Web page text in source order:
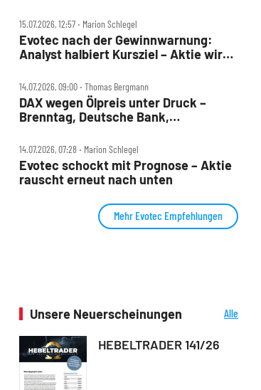
15.07.2026, 12:57 ‧ Marion Schlegel
Evotec nach der Gewinnwarnung:
Analyst halbiert Kursziel – Aktie wird
14.07.2026, 09:00 ‧ Thomas Bergmann
DAX wegen Ölpreis unter Druck –
Brenntag, Deutsche Bank,
Volkswagen im Check
14.07.2026, 07:28 ‧ Marion Schlegel
Evotec schockt mit Prognose – Aktie
rauscht erneut nach unten
Mehr Evotec Empfehlungen
Unsere Neuerscheinungen
Alle
HEBELTRADER 141/26